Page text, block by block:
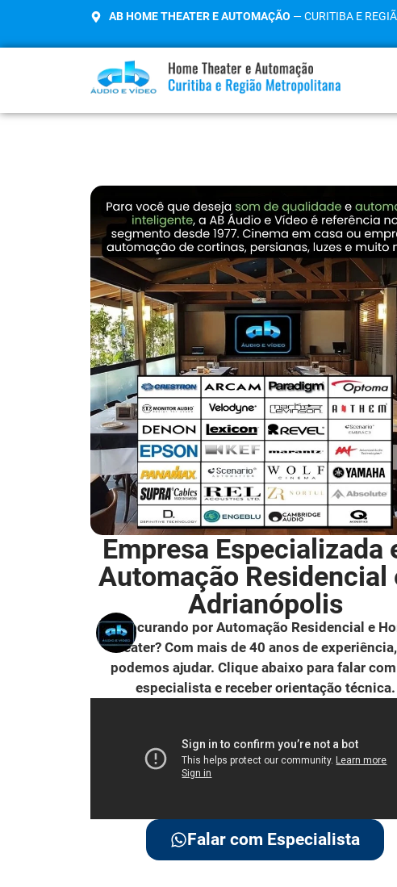
AB HOME THEATER E AUTOMAÇÃO — CURITIBA E
Empresa Especializada
Automação Residencial
Adrianópolis
Procurando por Automação Residencial e
Theater? Com mais de 40 anos de
podemos ajudar. Clique abaixo para falar
especialista e receber orientação técnica.
Falar com Especialista